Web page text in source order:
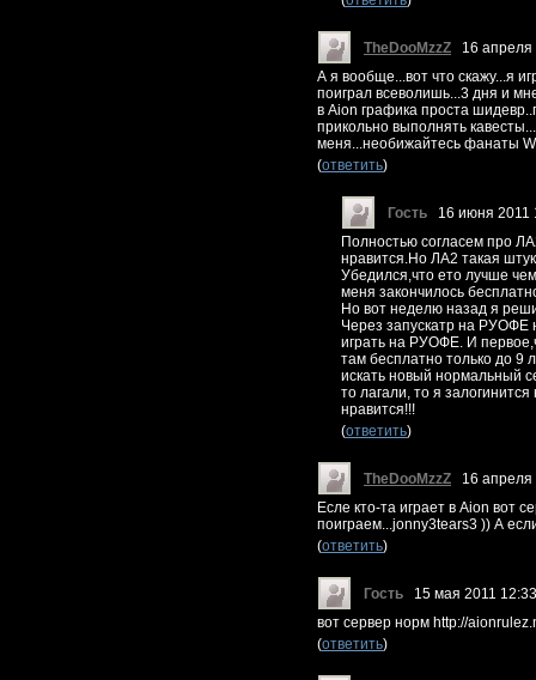
TheDooMzzZ
16 апреля
А я вообще...вот что скажу...я
поиграл всеволишь...3 дня и
в Aion графика проста
прикольно выполнять
меня...необижайтесь фанаты
(ответить)
Гость
16 июня 2011
Полностью согласем про
нравится.Но ЛА2 такая
Убедился,что ето лучше
меня закончилось
Но вот неделю назад я
Через запускатр на РУОФЕ
играть на РУОФЕ. И
там бесплатно только до 9
искать новый нормальный
то лагали, то я
нравится!!!
(ответить)
TheDooMzzZ
16 апреля
Есле кто-та играет в Aion вот
поиграем...jonny3tears3 )) А
(ответить)
Гость
15 мая 2011 12:33
вот сервер норм http://
(ответить)